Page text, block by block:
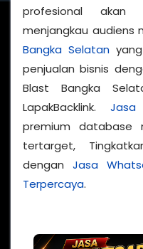
profesional akan
menjangkau audiens
Bangka Selatan
penjualan bisnis
Blast Bangka
LapakBacklink.
premium database
tertarget,
denganJasa
Terpercaya.